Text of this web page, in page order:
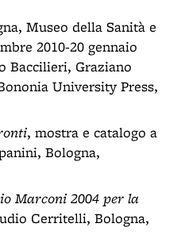
Museo della Sanità e
2010-20 gennaio
Baccilieri, Graziano
University Press,
, mostra e catalogo a
Bologna,
Marconi 2004 per la
Cerritelli, Bologna,